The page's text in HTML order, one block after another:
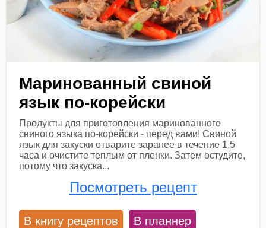
Маринованный свиной
язык по-корейски
Продукты для приготовления маринованного
свиного языка по-корейски - перед вами! Свиной
язык для закуски отварите заранее в течение 1,5
часа и очистите теплым от пленки. Затем остудите,
потому что закуска...
Посмотреть рецепт
В книгу рецептов В планнер